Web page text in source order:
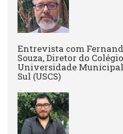
Entrevista com
Souza, Diretor do
Universidade Municipal
Sul (USCS)